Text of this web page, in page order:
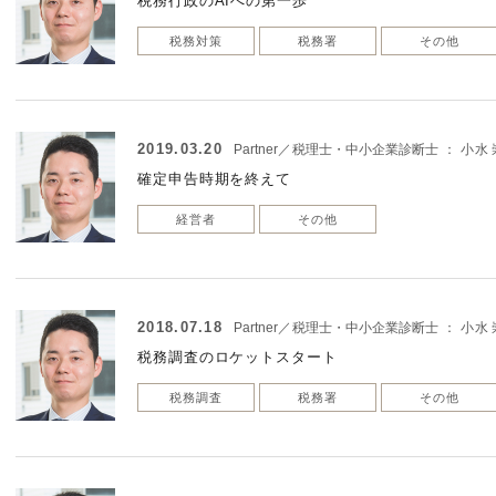
税務対策 税務署 その他
2019.03.20 Partner／税理士・中小企業診断士 ： 小水
確定申告時期を終えて
経営者 その他
2018.07.18 Partner／税理士・中小企業診断士 ： 小水
税務調査のロケットスタート
税務調査 税務署 その他